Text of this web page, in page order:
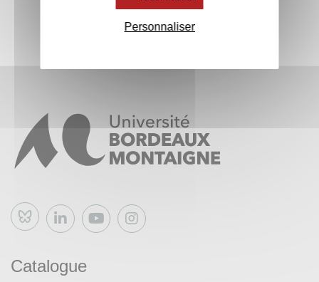
Bluesky
Catalogue
Personnaliser